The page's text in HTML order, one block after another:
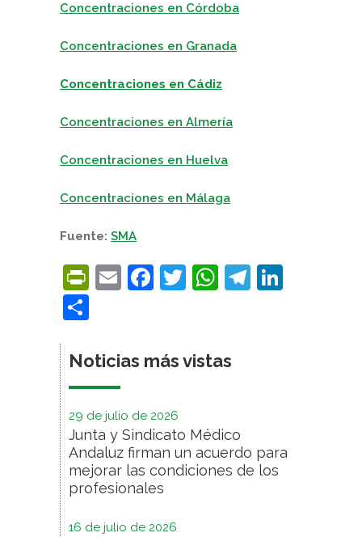
Concentraciones en Córdoba
Concentraciones en Granada
Concentraciones en Cádiz
Concentraciones en Almería
Concentraciones en Huelva
Concentraciones en Málaga
Fuente: SMA
PrintFriendly
EmailFacebook
Twitter
WhatsApp
Noticias más vistas
29 de julio de 2026
Junta y Sindicato Médico
Andaluz firman un acuerdo para
mejorar las condiciones de los
profesionales
16 de julio de 2026